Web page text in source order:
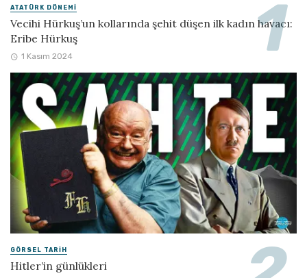
ATATÜRK DÖNEMI
Vecihi Hürkuş’un kollarında şehit düşen ilk kadın havacı:
Eribe Hürkuş
1 Kasım 2024
GÖRSEL TARIH
Hitler’in günlükleri